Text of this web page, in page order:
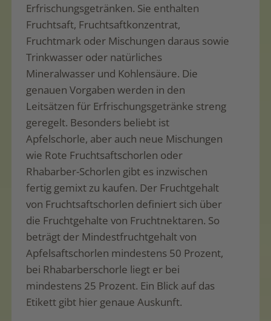
Erfrischungsgetränken. Sie enthalten
Fruchtsaft, Fruchtsaftkonzentrat,
Fruchtmark oder Mischungen daraus sowie
Trinkwasser oder natürliches
Mineralwasser und Kohlensäure. Die
genauen Vorgaben werden in den
Leitsätzen für Erfrischungsgetränke streng
geregelt. Besonders beliebt ist
Apfelschorle, aber auch neue Mischungen
wie Rote Fruchtsaftschorlen oder
Rhabarber-Schorlen gibt es inzwischen
fertig gemixt zu kaufen. Der Fruchtgehalt
von Fruchtsaftschorlen definiert sich über
die Fruchtgehalte von Fruchtnektaren. So
beträgt der Mindestfruchtgehalt von
Apfelsaftschorlen mindestens 50 Prozent,
bei Rhabarberschorle liegt er bei
mindestens 25 Prozent. Ein Blick auf das
Etikett gibt hier genaue Auskunft.